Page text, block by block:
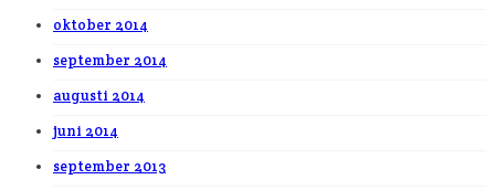
oktober 2014
september 2014
augusti 2014
juni 2014
september 2013